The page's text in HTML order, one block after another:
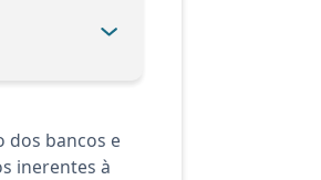
dos bancos e
inerentes à